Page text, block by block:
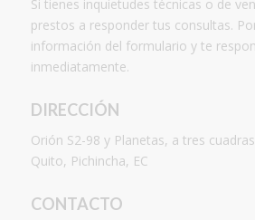
Si tienes inquietudes técnicas o de
prestos a responder tus consultas.
información del formulario y te
inmediatamente.
DIRECCIÓN
Orión S2-98 y Planetas, a tres
Quito, Pichincha, EC
CONTACTO